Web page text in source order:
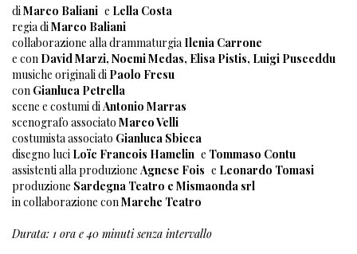
diMarco Baliani e Lella Costa
regia diMarco Baliani
collaborazione alla drammaturgia Ilenia Carrone
e con David Marzi, Noemi Medas, Elisa Pistis, Luigi Pusceddu
musiche originali di Paolo Fresu
con Gianluca Petrella
scene e costumi diAntonio Marras
scenografo associato Marco Velli
costumista associato Gianluca Sbicca
disegno luci Loïc Francois Hamelin e Tommaso Contu
assistenti alla produzione Agnese Fois e Leonardo Tomasi
produzione Sardegna Teatro e Mismaonda srl
in collaborazione conMarche Teatro
Durata: 1 ora e 40 minuti senza intervallo